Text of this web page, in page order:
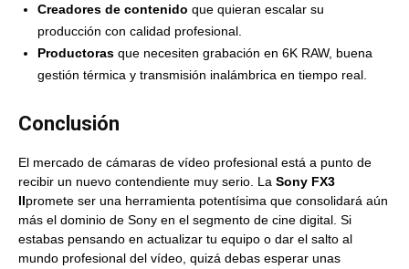
Creadores de contenido que quieran escalar su
producción con calidad profesional.
Productoras que necesiten grabación en 6K RAW, buena
gestión térmica y transmisión inalámbrica en tiempo real.
Conclusión
El mercado de cámaras de vídeo profesional está a punto de
recibir un nuevo contendiente muy serio. La Sony FX3
IIpromete ser una herramienta potentísima que consolidará aún
más el dominio de Sony en el segmento de cine digital. Si
estabas pensando en actualizar tu equipo o dar el salto al
mundo profesional del vídeo, quizá debas esperar unas